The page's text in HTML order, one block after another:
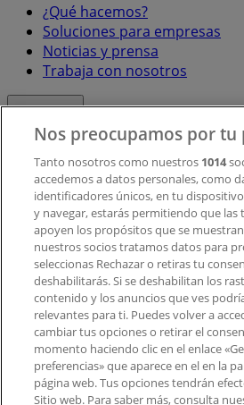
¿Qué hacemos?
Soluciones para empresas
Noticias y prensa
Trabaja con nosotros
Contacto comercial y de
Tienda mal colocada en el
Notificar un folleto
¿Encontraste un problema en
aplicación?
Índices
Marcas
Marcas locales
Nos preocupamos por tu
Tanto nosotros como nuestros 1014
accedemos a datos personales, como
identificadores únicos, en tu
y navegar, estarás permitiendo que las
apoyen los propósitos que se
nuestros socios tratamos datos para
seleccionas Rechazar o retiras tu
deshabilitarás. Si se deshabilitan los
contenido y los anuncios que ves
relevantes para ti. Puedes volver a
cambiar tus opciones o retirar el
momento haciendo clic en el enlace
preferencias» que aparece en el en la
página web. Tus opciones tendrán
Sitio web. Para saber más, consulta